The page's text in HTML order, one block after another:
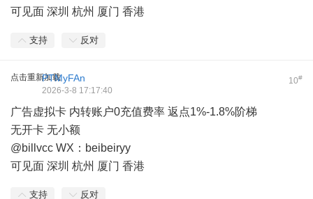
可见面 深圳 杭州 厦门 香港
支持 反对
点击重新加载 10#
PTMyFAn
2026-3-8 17:17:40
广告虚拟卡 内转账户0充值费率 返点1%-1.8%阶梯
无开卡 无小额
@billvcc WX：beibeiryy
可见面 深圳 杭州 厦门 香港
支持 反对